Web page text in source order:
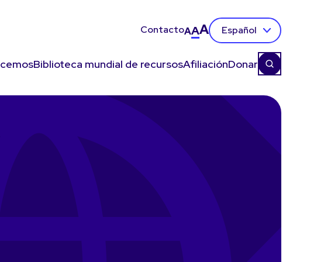
ContactoAAA Español
Biblioteca mundial de recursosAfiliaciónDonar